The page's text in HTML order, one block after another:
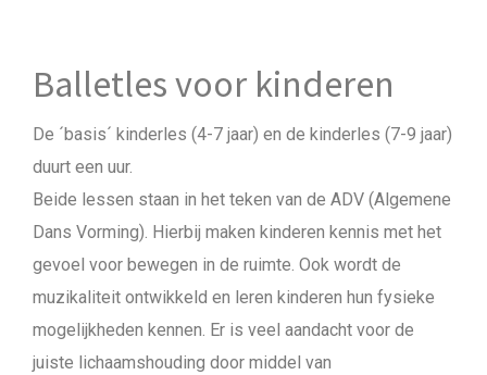
Balletles voor kinderen
De ´basis´ kinderles (4-7 jaar) en de kinderles (7-9 jaar)
duurt een uur.
Beide lessen staan in het teken van de ADV (Algemene
Dans Vorming). Hierbij maken kinderen kennis met het
gevoel voor bewegen in de ruimte. Ook wordt de
muzikaliteit ontwikkeld en leren kinderen hun fysieke
mogelijkheden kennen. Er is veel aandacht voor de
juiste lichaamshouding door middel van